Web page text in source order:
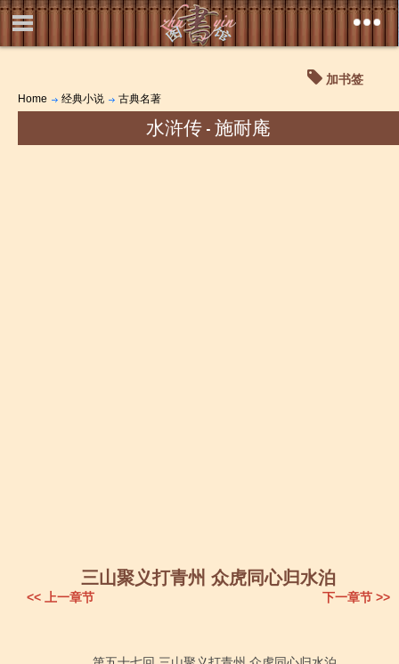
加书签
Home 经典小说 古典名著
水浒传 - 施耐庵
三山聚义打青州 众虎同心归水泊
<< 上一章节 下一章节 >>